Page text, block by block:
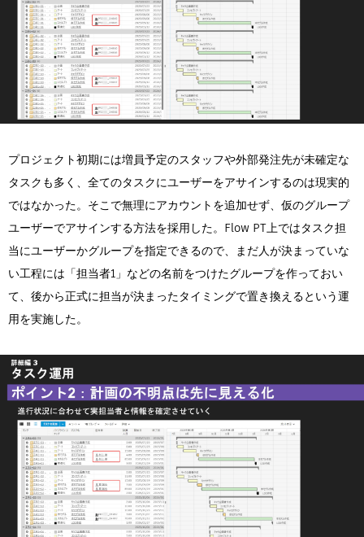
プロジェクト初期には増員予定のスタッフや外部発注先が未確定な
タスクも多く、全てのタスクにユーザーをアサインするのは現実的
ではなかった。そこで無理にアカウントを追加せず、仮のグループ
ユーザーでアサインする方法を採用した。Flow PT上ではタスク担
当にユーザーかグループを指定できるので、まだ人が決まっていな
い工程には「担当者1」などの名前をつけたグループを作っておい
て、後から正式に担当が決まったタイミングで置き換えるという運
用を実施した。